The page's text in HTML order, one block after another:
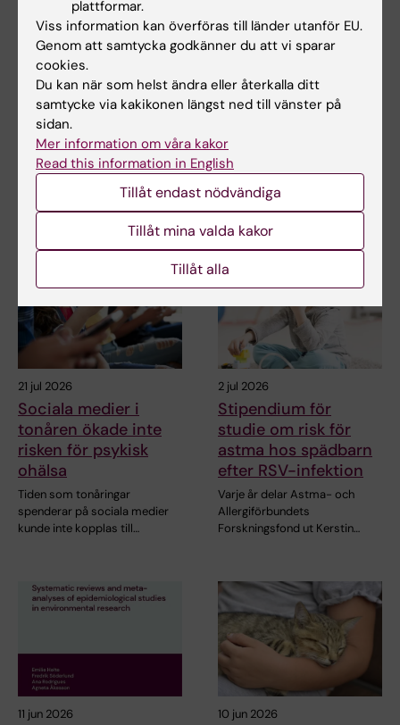
Uppdaterad av:
Gunilla Sonnebring
2021-01-14
Innehållsgranskare:
Gunilla Sonnebring
Dela
Relaterade artiklar
21 jul 2026
Sociala medier i
tonåren ökade inte
risken för psykisk
ohälsa
Tiden som tonåringar
spenderar på sociala medier
kunde inte kopplas till…
2 jul 2026
Stipendium för
studie om risk för
astma hos spädbarn
efter RSV-infektion
Varje år delar Astma- och
Allergiförbundets
Forskningsfond ut Kerstin…
11 jun 2026 10 jun 2026
plattformar.
Viss information kan överföras till länder utanför EU.
Genom att samtycka godkänner du att vi sparar
cookies.
Du kan när som helst ändra eller återkalla ditt
samtycke via kakikonen längst ned till vänster på
sidan.
Mer information om våra kakor
Read this information in English
Tillåt endast nödvändiga
Tillåt mina valda kakor
Tillåt alla